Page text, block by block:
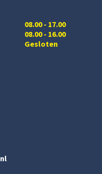
08.00 - 17.00
08.00 - 16.00
Gesloten